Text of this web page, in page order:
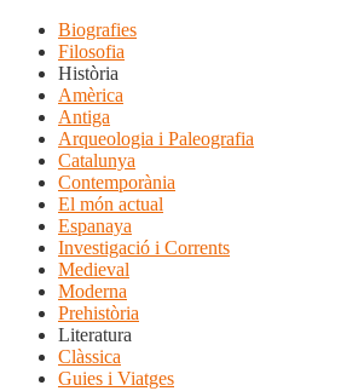
Biografies
Filosofia
Història
Amèrica
Antiga
Arqueologia i Paleografia
Catalunya
Contemporània
El món actual
Espanaya
Investigació i Corrents
Medieval
Moderna
Prehistòria
Literatura
Clàssica
Guies i Viatges